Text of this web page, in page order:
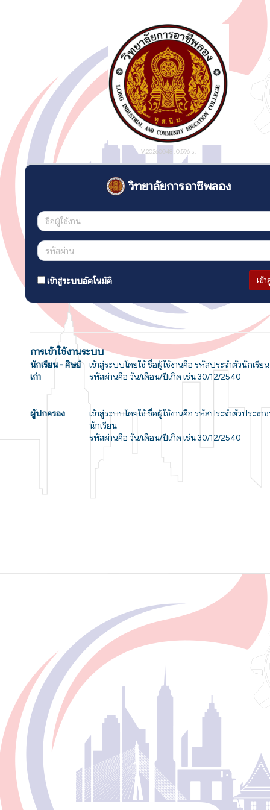
V:20260048 : 0.596 s.
วิทยาลัยการอาชีพลอง
เข้าสู่ระบบอัตโนมัติ เข้
การเข้าใช้งานระบบ
นักเรียน - ศิษย์
เก่า
เข้าสู่ระบบโดยใช้ ชื่อผู้ใช้งานคือ รหัสประจำตัวนักเรียน
รหัสผ่านคือ วัน/เดือน/ปีเกิด เช่น 30/12/2540
ผู้ปกครอง
เข้าสู่ระบบโดยใช้ ชื่อผู้ใช้งานคือ รหัสประจำตัวประชา
นักเรียน
รหัสผ่านคือ วัน/เดือน/ปีเกิด เช่น 30/12/2540